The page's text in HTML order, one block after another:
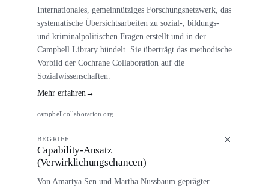
Internationales, gemeinnütziges Forschungsnetzwerk, das
systematische Übersichtsarbeiten zu sozial-, bildungs-
und kriminalpolitischen Fragen erstellt und in der
Campbell Library bündelt. Sie überträgt das methodische
Vorbild der Cochrane Collaboration auf die
Sozialwissenschaften.
Mehr erfahren→
campbellcollaboration.org
BEGRIFF
Capability-Ansatz
(Verwirklichungschancen)
Von Amartya Sen und Martha Nussbaum geprägter